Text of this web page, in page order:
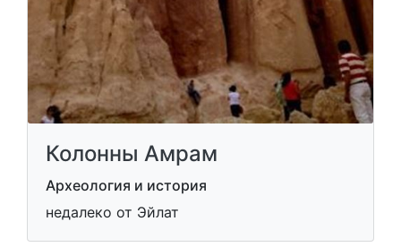
Колонны Амрам
Археология и история
недалеко от Эйлат